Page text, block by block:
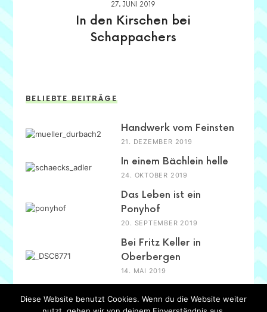
27. JUNI 2019
In den Kirschen bei
Schappachers
BELIEBTE BEITRÄGE
Handwerk vom Feinsten
21. DEZEMBER 2019
In einem Bächlein helle
24. OKTOBER 2019
Das Leben ist ein
Ponyhof
20. SEPTEMBER 2019
Bei Fritz Keller in
Oberbergen
14. MAI 2019
Diese Website benutzt Cookies. Wenn du die Website weiter